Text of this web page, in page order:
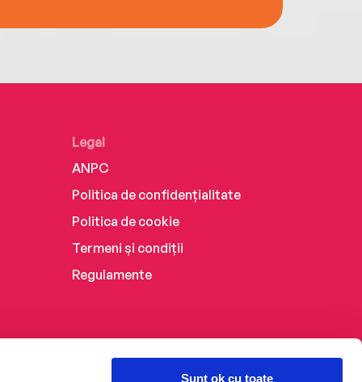
Sunt ok cu toate
Legal
ANPC
Politica de confidențialitate
Politica de cookie
Termeni și condiții
Regulamente